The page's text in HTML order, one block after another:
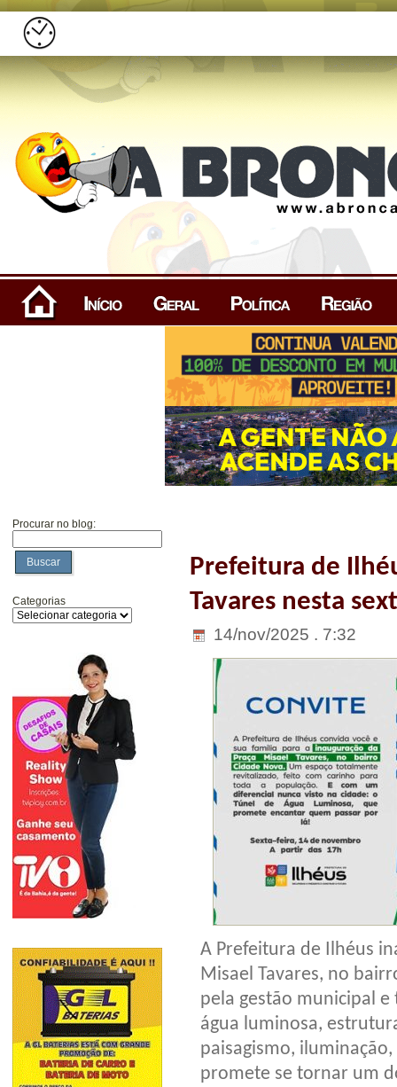
Procurar no blog:
Buscar
Categorias
Prefeitura de
Tavares nesta
14/nov/2025 . 7:32
A Prefeitura de Ilhéus
Misael Tavares, no
pela gestão municipal
água luminosa,
paisagismo,
promete se tornar um